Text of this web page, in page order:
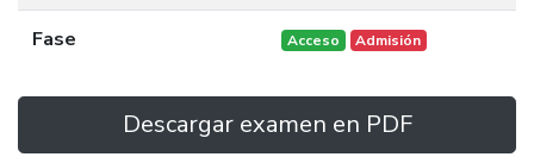
Fase Acceso Admisión
Descargar examen en PDF